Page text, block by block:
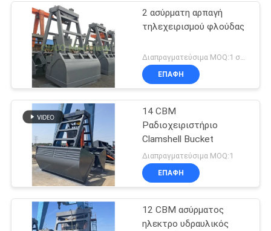
2 ασύρματη αρπαγή
τηλεχειρισμού φλούδας
ΕΠΑΦΉ
14 CBM
Ραδιοχειριστήριο
Clamshell Bucket
Διαπραγματεύσιμα MOQ:1
ΕΠΑΦΉ
12 CBM ασύρματος
ηλεκτρο υδραυλικός